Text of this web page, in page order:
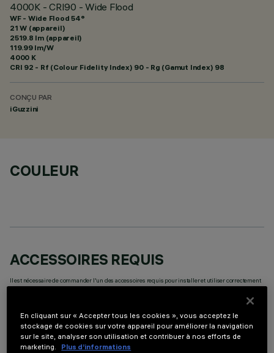
4000K - CRI90 - Wide Flood
WF - Wide Flood 54°
21 W (appareil)
2519.8 lm (appareil)
119.99 lm/W
4000 K
CRI 92 - Rf (Colour Fidelity Index) 90 - Rg (Gamut Index) 98
CONÇU PAR
iGuzzini
COULEUR
ACCESSOIRES REQUIS
Il est nécessaire de commander l'un des accessoires requis pour installer et utiliser correctement
le produit:
En cliquant sur « Accepter tous les cookies », vous acceptez le
stockage de cookies sur votre appareil pour améliorer la navigation
sur le site, analyser son utilisation et contribuer à nos efforts de
marketing.
Plus d’informations